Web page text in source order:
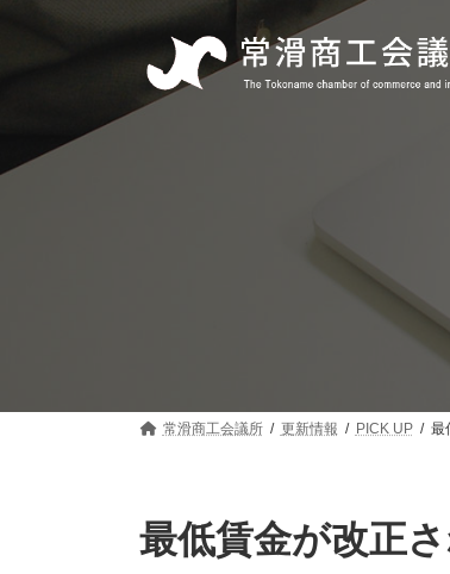
常滑商工会議所 更新情報 PICK UP 最
最低賃金が改正さ